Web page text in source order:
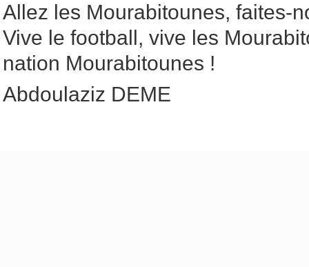
Allez les Mourabitounes, faites-
Vive le football, vive les
nation Mourabitounes !
Abdoulaziz DEME